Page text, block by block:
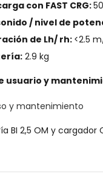
con FAST CRG:
/ nivel de
de Lh/ rh: <2.5
2.9 kg
usuario y
y mantenimiento
BI 2,5 OM y cargador